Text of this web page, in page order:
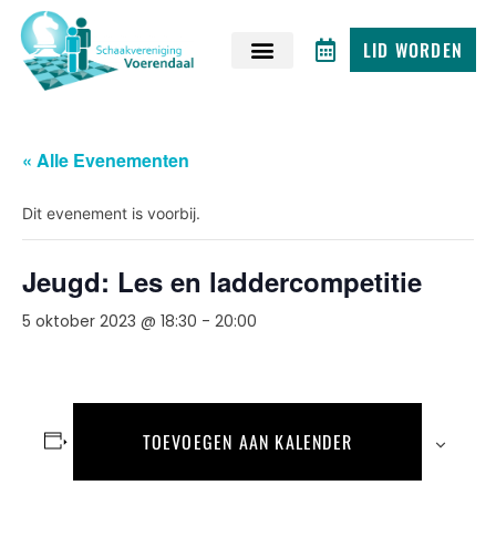
LID WORDEN
« Alle Evenementen
Dit evenement is voorbij.
Jeugd: Les en laddercompetitie
5 oktober 2023 @ 18:30 - 20:00
TOEVOEGEN AAN KALENDER